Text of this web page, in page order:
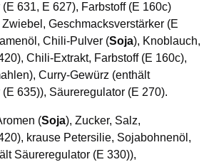
631, E 627), Farbstoff (E 160c)
Geschmacksverstärker (E
Chili-Pulver (Soja), Knoblauch,
Chili-Extrakt, Farbstoff (E 160c),
Curry-Gewürz (enthält
635)), Säureregulator (E 270).
(Soja), Zucker, Salz,
krause Petersilie, Sojabohnenöl,
Säureregulator (E 330)),